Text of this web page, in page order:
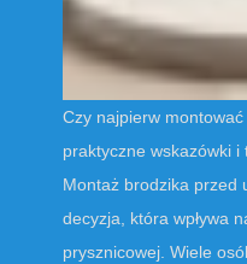
Czy najpierw montować
praktyczne wskazówki i
Montaż brodzika przed
decyzja, która wpływa
prysznicowej. Wiele